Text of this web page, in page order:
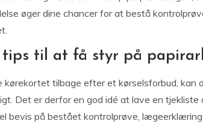
øger dine chancer for at bestå
tips til at få styr på
kørekortet tilbage efter et kørselsforbud, kan
Det er derfor en god idé at lave en tjekliste
bevis på bestået kontrolprøve,